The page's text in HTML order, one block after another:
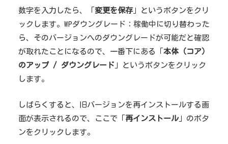
数字を入力したら、 変更を保存」
というボタンをクリ
ックします。WPダウングレード： 稼働中に切り替わった
ら、そのバージョンへのダウングレードが可能だと確認
が取れたことになるので、一番下にある「 本体（コア）
のアップ / ダウングレード 」というボタンをクリック
します。
しばらくすると、旧バージョンを再インストールする画
面が表示されるので、ここで
再インストール 」のボタ
ンをクリックします。